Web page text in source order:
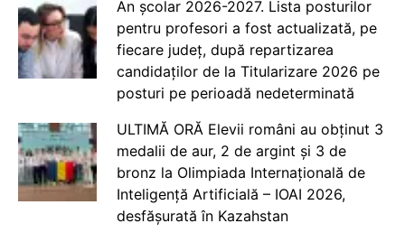
An școlar 2026-2027. Lista posturilor
pentru profesori a fost actualizată, pe
fiecare județ, după repartizarea
candidaților de la Titularizare 2026 pe
posturi pe perioadă nedeterminată
ULTIMĂ ORĂ Elevii români au obținut 3
medalii de aur, 2 de argint și 3 de
bronz la Olimpiada Internațională de
Inteligență Artificială – IOAI 2026,
desfășurată în Kazahstan